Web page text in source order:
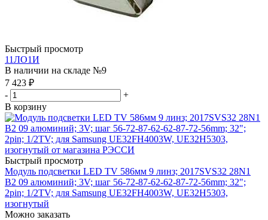
Быстрый просмотр
11ЛО1И
В наличии на складе №9
7 423 ₽
-
+
В корзину
Быстрый просмотр
Модуль подсветки LED TV 586мм 9 линз; 2017SVS32 28N1
B2 09 алюминий; 3V; шаг 56-72-87-62-62-87-72-56mm; 32";
2pin; 1/2TV; для Samsung UE32FH4003W, UE32H5303,
изогнутый
Можно заказать